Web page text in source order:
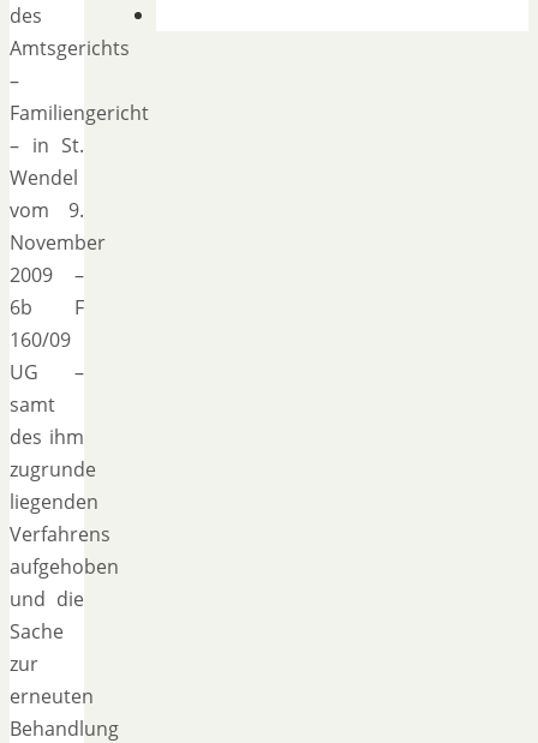
des
Amtsgerichts
–
Familiengericht
– in St.
Wendel
vom 9.
November
2009 –
6b F
160/09
UG –
samt
des ihm
zugrunde
liegenden
Verfahrens
aufgehoben
und die
Sache
zur
erneuten
Behandlung